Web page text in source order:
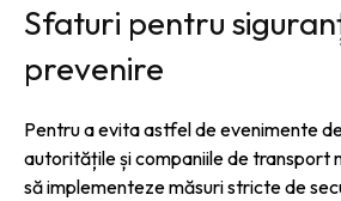
Sfaturi pentru
prevenire
Pentru a evita astfel de evenimente
autoritățile și companiile de transport
să implementeze măsuri stricte de